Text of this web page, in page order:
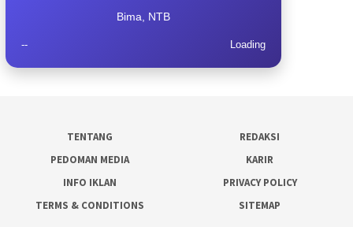
Bima, NTB
-- Loading
TENTANG
REDAKSI
PEDOMAN MEDIA
KARIR
INFO IKLAN
PRIVACY POLICY
TERMS & CONDITIONS
SITEMAP